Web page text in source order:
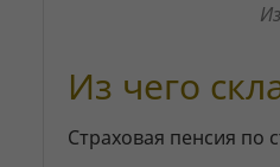
Из чего
Страховая пенсия по